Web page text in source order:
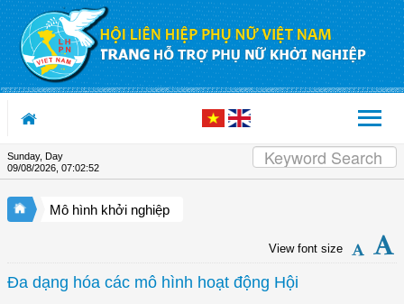
Skip to Content
Sunday, Day
09/08/2026 07:02:52
Mô hình khởi nghiệp
View font size
Đa dạng hóa các mô hình hoạt động Hội